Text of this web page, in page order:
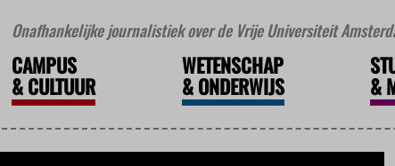
Onafhankelijke journalistiek over de Vrije Universiteit
CAMPUS
&CULTUUR
WETENSCHAP
&ONDERWIJS &